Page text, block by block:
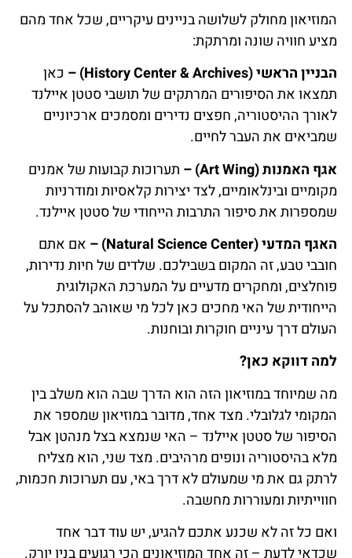
המוזיאון מחולק לשלושה בניינים עיקריים, שכל אחד מהם
מציע חוויה שונה ומרתקת:
הבניין הראשי (History Center & Archives) –
כאן
תמצאו את הסיפורים המרתקים של תושבי סטטן איילנד
לאורך ההיסטוריה, חפצים נדירים ומסמכים ארכיוניים
שמביאים את העבר לחיים.
אגף האמנות (Art Wing) –
תערוכות קבועות של אמנים
מקומיים ובינלאומיים, לצד יצירות קלאסיות ומודרניות
שמספרות את סיפור התרבות הייחודי של סטטן איילנד.
האגף המדעי (Natural Science Center) –
אם אתם
חובבי טבע, זה המקום בשבילכם. שלדים של חיות נדירות,
פוחלצים, ומחקרים מדעיים על המערכת האקולוגית
הייחודית של האי מחכים כאן לכל מי שאוהב להסתכל על
העולם דרך עיניים חוקרות ובוחנות.
למה דווקא כאן?
מה שמיוחד במוזיאון הזה הוא הדרך שבה הוא משלב בין
המקומי לגלובלי. מצד אחד, מדובר במוזיאון שמספר את
הסיפור של סטטן איילנד – האי שנמצא בצל מנהטן אבל
מלא בהיסטוריה ונופים מרהיבים. מצד שני, הוא מצליח
לרתק גם את מי שמעולם לא דרך באי, עם תערוכות חכמות,
חווייתיות ומעוררות מחשבה.
ואם כל זה לא שכנע אתכם להגיע, יש עוד דבר אחד